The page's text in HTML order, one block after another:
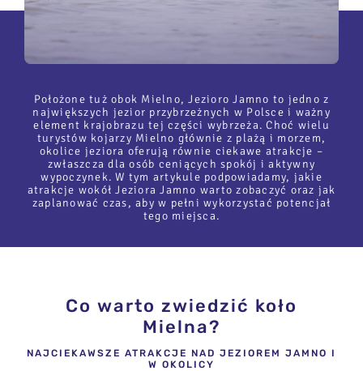
Położone tuż obok Mielno, Jezioro Jamno to jedno z
największych jezior przybrzeżnych w Polsce i ważny
element krajobrazu tej części wybrzeża. Choć wielu
turystów kojarzy Mielno głównie z plażą i morzem,
okolice jeziora oferują równie ciekawe atrakcje –
zwłaszcza dla osób ceniących spokój i aktywny
wypoczynek. W tym artykule podpowiadamy, jakie
atrakcje wokół Jeziora Jamno warto zobaczyć oraz jak
zaplanować czas, aby w pełni wykorzystać potencjał
tego miejsca.
Co warto zwiedzić koło
Mielna?
NAJCIEKAWSZE ATRAKCJE NAD JEZIOREM JAMNO I
W OKOLICY